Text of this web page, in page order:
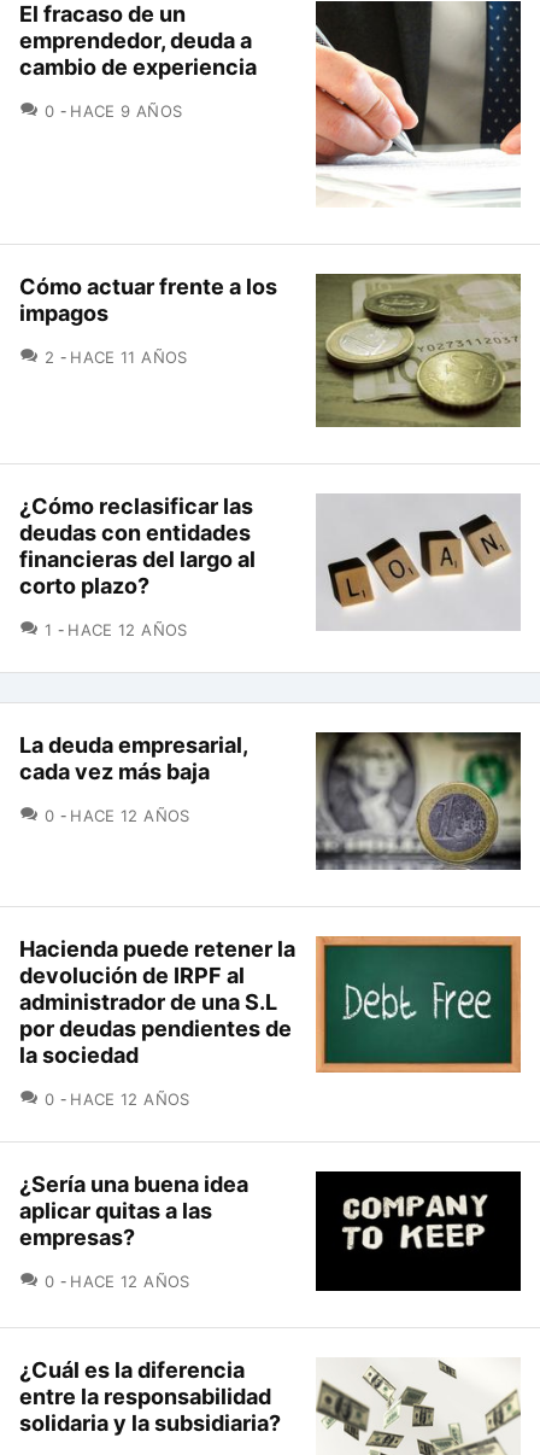
El fracaso de un
emprendedor, deuda a
cambio de experiencia
0 COMENTARIOS
HACE 9 AÑOS
Cómo actuar frente a los
impagos
2 COMENTARIOS
HACE 11 AÑOS
¿Cómo reclasificar las
deudas con entidades
financieras del largo al
corto plazo?
1 COMENTARIOS
HACE 12 AÑOS
La deuda empresarial,
cada vez más baja
0 COMENTARIOS
HACE 12 AÑOS
Hacienda puede retener la
devolución de IRPF al
administrador de una S.L
por deudas pendientes de
la sociedad
0 COMENTARIOS
HACE 12 AÑOS
¿Sería una buena idea
aplicar quitas a las
empresas?
0 COMENTARIOS
HACE 12 AÑOS
¿Cuál es la diferencia
entre la responsabilidad
solidaria y la subsidiaria?